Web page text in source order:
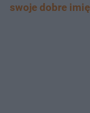
swoje dobre imię